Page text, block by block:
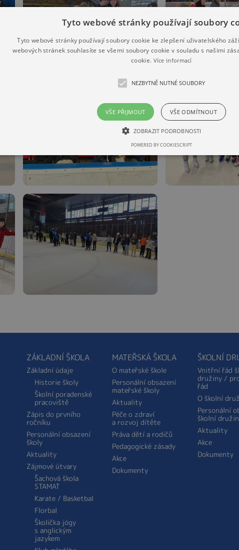
ZÁKLADNÍ ŠKOLA
Základní údaje
Historie školy
Školní poradenské
pracoviště
Zápis do prvního
ročníku
Personální obsazení
školy
Aktuality
Zájmové útvary
Šachová škola
STAMAT
Karate / Basketbal
Florbal
Školička jógy
s anglickým
jazykem
MATEŘSKÁ ŠKOLA
O mateřské škole
Personální obsazení
mateřské školy
Aktuality
Péče o zdraví
a rozvoj dítěte
Práva dětí a rodičů
Pedagogické zásady
Akce
Dokumenty
ŠKOLNÍ
Vnitřní řád
družiny /
řád
O školní
Personální
školní
Aktuality
Akce
Dokumenty
Tyto webové stránky používají soubory
Tyto webové stránky používají soubory cookie ke zlepšení uživatelského
webových stránek souhlasíte se všemi soubory cookie v souladu s našimi
cookie. Více informací
NEZBYTNĚ NUTNÉ SOUBORY
VŠE PŘIJMOUT VŠE ODMÍTNOUT
ZOBRAZIT PODROBNOSTI
POWERED BY COOKIESCRIPT